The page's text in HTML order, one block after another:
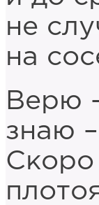
не
на
Верю
знаю
Скоро